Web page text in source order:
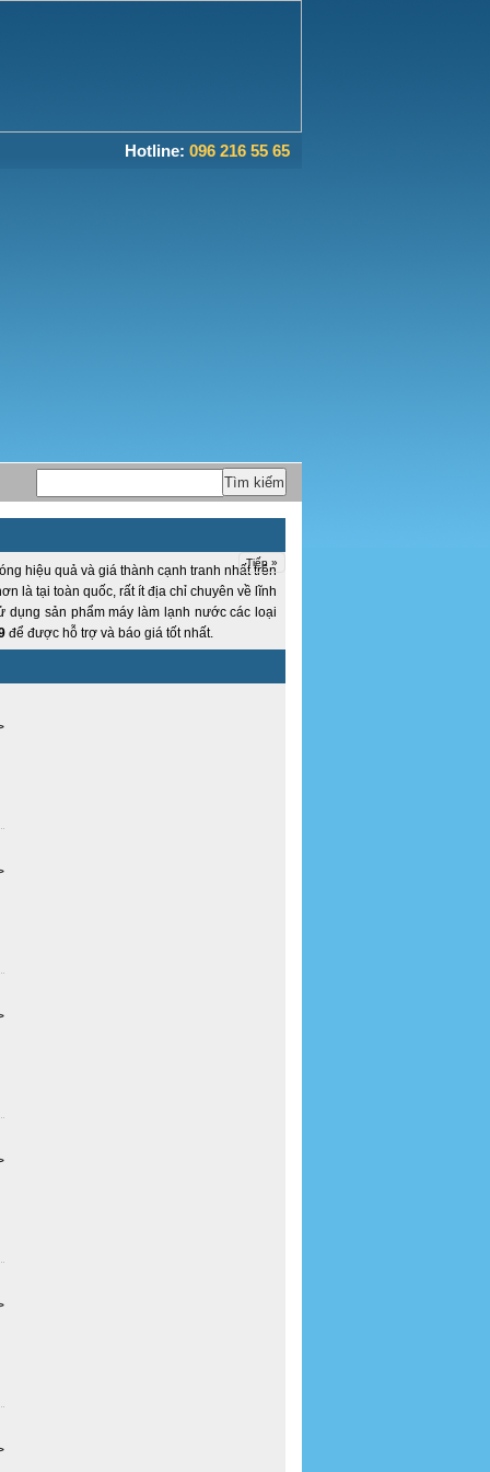
Hotline: 096 216 55 65
hiệu quả và giá thành cạnh tranh nhất trên
là tại toàn quốc, rất ít địa chỉ chuyên về lĩnh
sản phẩm máy làm lạnh nước các loại
để được hỗ trợ và báo giá tốt nhất.
Tiếp »